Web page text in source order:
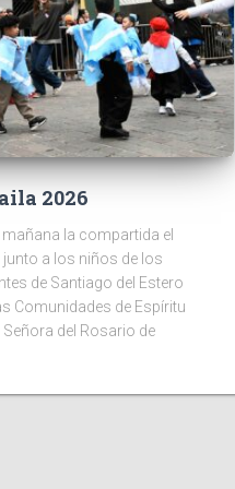
2026
la compartida el
a los niños de los
de Santiago del Estero
Comunidades de Espíritu
del Rosario de